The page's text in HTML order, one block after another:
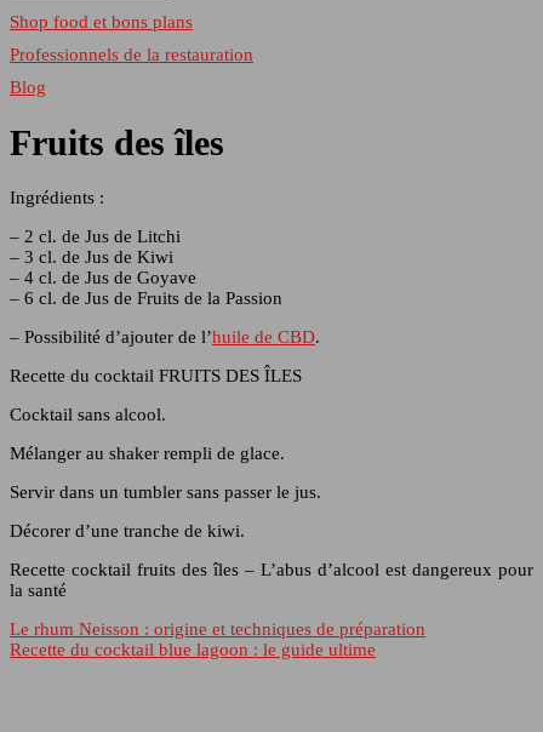
Shop food et bons plans
Professionnels de la restauration
Blog
Fruits des îles
Ingrédients :
– 2 cl. de Jus de Litchi
– 3 cl. de Jus de Kiwi
– 4 cl. de Jus de Goyave
– 6 cl. de Jus de Fruits de la Passion
– Possibilité d’ajouter de l’huile de CBD.
Recette du cocktail FRUITS DES ÎLES
Cocktail sans alcool.
Mélanger au shaker rempli de glace.
Servir dans un tumbler sans passer le jus.
Décorer d’une tranche de kiwi.
Recette cocktail fruits des îles – L’abus d’alcool est dangereux pour
la santé
Le rhum Neisson : origine et techniques de préparation
Recette du cocktail blue lagoon : le guide ultime